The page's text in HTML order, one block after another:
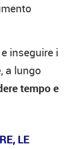
inseguire i
a lungo
tempo e
LE